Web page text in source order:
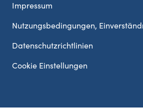
Impressum
Nutzungsbedingungen,
Datenschutzrichtlinien
Cookie Einstellungen